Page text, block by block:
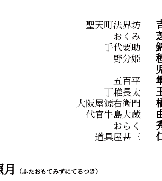
聖天町法界坊
おくみ
手代要助
野分姫
五百平
丁稚長太
大阪屋源右衛門
代官牛島大蔵
おらく
道具屋甚三
（ふたおもてみずにてるつき）